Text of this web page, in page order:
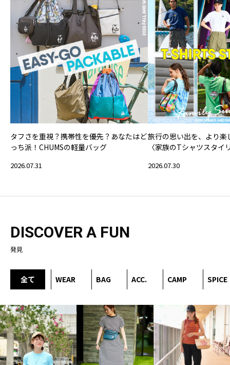
タフさを重視？携帯性を優先？あなたはど
っち派！CHUMSの軽量バッグ
2026.07.31
旅行の思い出を、より楽
〈家族のTシャツスタイ
2026.07.30
DISCOVER A FUN
発見
全て WEAR BAG ACC. CAMP SPICE